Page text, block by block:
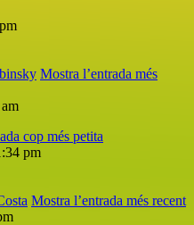
Mostra l’entrada més
cop més petita
pm
Mostra l’entrada més recent